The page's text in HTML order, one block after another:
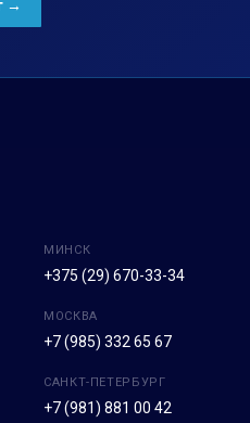
МИНСК
+375 (29) 670-33-34
МОСКВА
+7 (985) 332 65 67
САНКТ-ПЕТЕРБУРГ
+7 (981) 881 00 42